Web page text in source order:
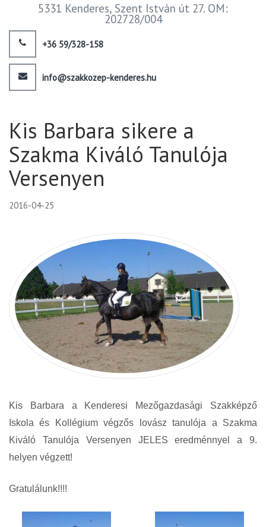
5331 Kenderes, Szent István út 27. OM:
202728/004
+36 59/328-158
info@szakkozep-kenderes.hu
Kis Barbara sikere a
Szakma Kiváló Tanulója
Versenyen
2016-04-25
Kis Barbara a Kenderesi Mezőgazdasági Szakképző
Iskola és Kollégium végzős lovász tanulója a Szakma
Kiváló Tanulója Versenyen JELES eredménnyel a 9.
helyen végzett!
Gratulálunk!!!!